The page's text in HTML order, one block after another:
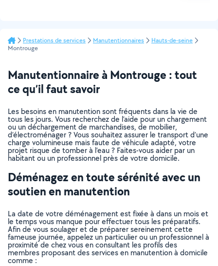
Prestations de services Manutentionnaires
Hauts-de-seine
Montrouge
Manutentionnaire à Montrouge : tout
ce qu’il faut savoir
Les besoins en manutention sont fréquents dans la vie de
tous les jours. Vous recherchez de l’aide pour un chargement
ou un déchargement de marchandises, de mobilier,
d’électroménager ? Vous souhaitez assurer le transport d’une
charge volumineuse mais faute de véhicule adapté, votre
projet risque de tomber à l’eau ? Faites-vous aider par un
habitant ou un professionnel près de votre domicile.
Déménagez en toute sérénité avec un
soutien en manutention
La date de votre déménagement est fixée à dans un mois et
le temps vous manque pour effectuer tous les préparatifs.
Afin de vous soulager et de préparer sereinement cette
fameuse journée, appelez un particulier ou un professionnel à
proximité de chez vous en consultant les profils des
membres proposant des services en manutention à domicile
comme :